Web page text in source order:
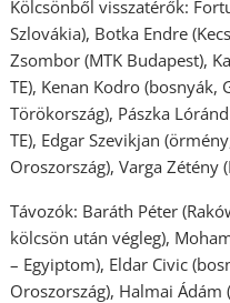
Kölcsönből visszatérők:
Szlovákia), Botka Endre
Zsombor (MTK Budapest),
TE), Kenan Kodro (bosnyák,
Törökország), Pászka
TE), Edgar Szevikjan
Oroszország), Varga Zétény
Távozók: Baráth Péter
kölcsön után végleg),
– Egyiptom), Eldar Civic
Oroszország), Halmai